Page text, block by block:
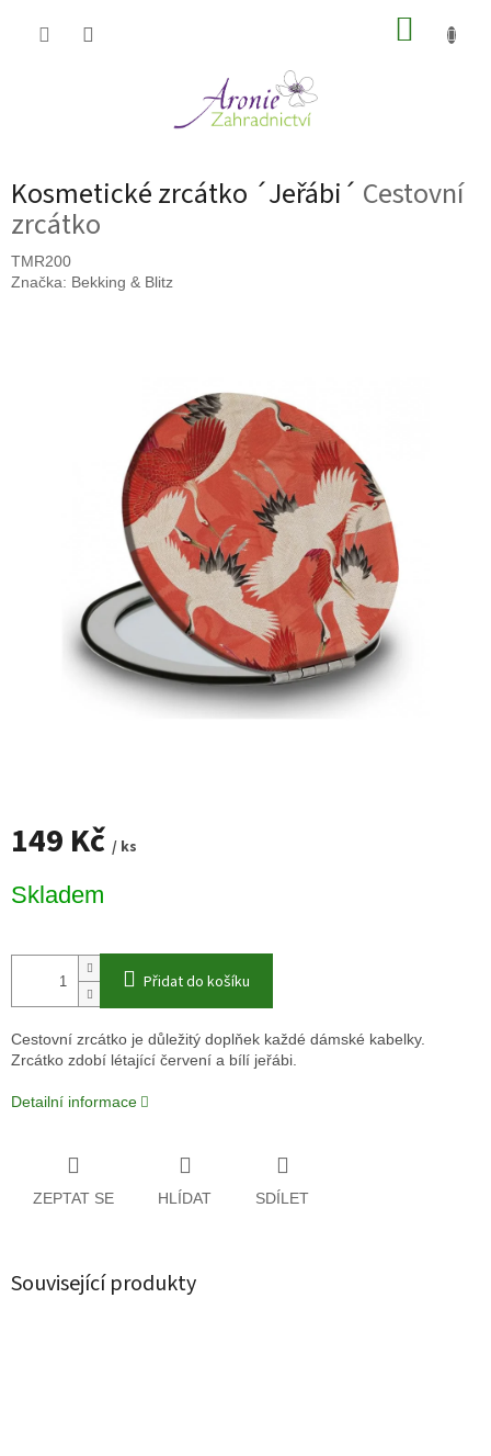
Kosmetické zrcátko ´Jeřábi´ Cestovní
zrcátko
TMR200
Značka: Bekking & Blitz
149 Kč / ks
cena:
Skladem
Přidat do košíku
Cestovní zrcátko je důležitý doplňek každé dámské kabelky.
Zrcátko zdobí létající červení a bílí jeřábi.
Detailní informace
ZEPTAT SE HLÍDAT SDÍLET
Související produkty